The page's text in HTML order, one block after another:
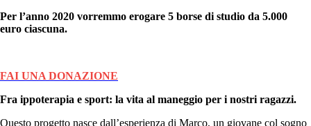
Per l’anno 2020 vorremmo erogare 5 borse di studio da 5.000
euro ciascuna.
FAI UNA DONAZIONE
Fra ippoterapia e sport: la vita al maneggio per i nostri ragazzi.
Questo progetto nasce dall’esperienza di Marco, un giovane col sogno